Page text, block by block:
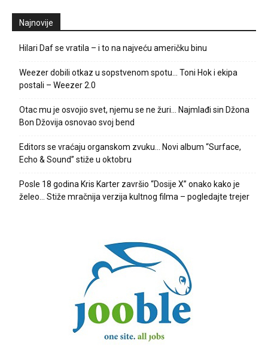
Najnovije
Hilari Daf se vratila – i to na najveću američku binu
Weezer dobili otkaz u sopstvenom spotu… Toni Hok i ekipa
postali – Weezer 2.0
Otac mu je osvojio svet, njemu se ne žuri… Najmlađi sin Džona
Bon Džovija osnovao svoj bend
Editors se vraćaju organskom zvuku… Novi album “Surface,
Echo & Sound” stiže u oktobru
Posle 18 godina Kris Karter završio “Dosije X” onako kako je
želeo… Stiže mračnija verzija kultnog filma – pogledajte trejer